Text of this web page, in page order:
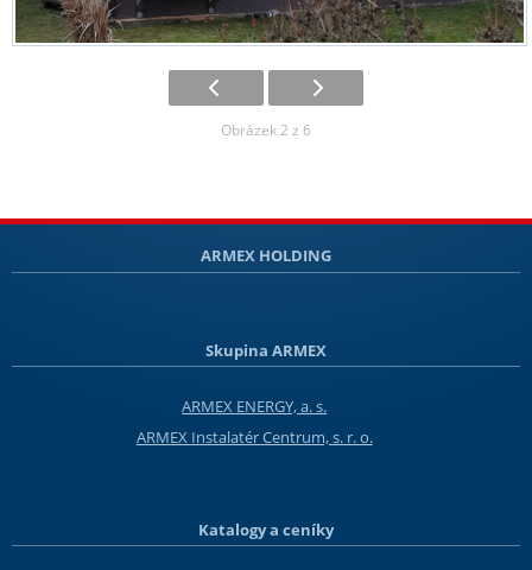
Obrázek 2 z 6
ARMEX HOLDING
Skupina ARMEX
ARMEX ENERGY, a. s.
ARMEX Instalatér Centrum, s. r. o.
Katalogy a ceníky